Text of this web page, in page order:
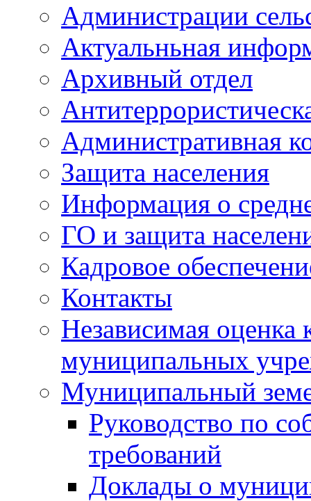
Администрации
Актуальньная
Архивный отдел
Административная
Защита населения
Информация о
ГО и защита
Кадровое
Контакты
Независимая оценка
муниципальных
Муниципальный
Руководство по
требований
Доклады о